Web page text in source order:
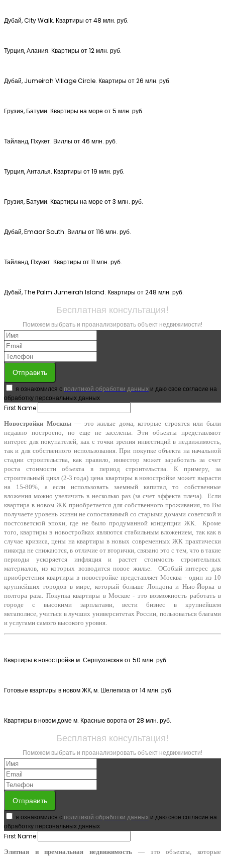
Дубай, City Walk. Квартиры от 48 млн. руб.
Турция, Алания. Квартиры от 12 млн. руб.
Дубай, Jumeirah Village Circle. Квартиры от 26 млн. руб.
Грузия, Батуми. Квартиры на море от 5 млн. руб.
Тайланд, Пхукет. Виллы от 46 млн. руб.
Турция, Анталья. Квартиры от 19 млн. руб.
Грузия, Батуми. Квартиры на море от 3 млн. руб.
Дубай, Emaar South. Виллы от 116 млн. руб.
Тайланд, Пхукет. Квартиры от 11 млн. руб.
Дубай, The Palm Jumeirah Island. Квартиры от 248 млн. руб.
Бесплатная консультация!
Поможем выбрать и проанализировать объект недвижимости!
Отправить
я ознакомился с политикой обработки данных и даю свое согласие на
обработку персональных данных
First Name
Новостройки Москвы— это жилые дома, которые строятся или были
недавно построено, но еще не заселены. Эти объекты представляют
интерес для покупателей, как с точки зрения инвестиций в недвижимость,
так и для собственного использования. При покупке объекта на начальной
стадии строительства, как правило, инвестор может заработать за счет
роста стоимости объекта в период строительства. К примеру, за
строительный цикл (2-3 года) цена квартиры в новостройке может вырасти
на 15-80%, а если использовать заемный капитал, то собственные
вложения можно увеличить в несколько раз (за счет эффекта плеча). Если
квартира в новом ЖК приобретается для собственного проживания, то Вы
получаете уровень жизни не сопоставимый со старыми домами советской и
постсоветской эпохи, где не было продуманной концепции ЖК. Кроме
того, квартиры в новостройках являются стабильным вложением, так как в
случае кризиса, цены на квартиры в новых современных ЖК практически
никогда не снижаются, в отличие от вторички, связано это с тем, что в такие
периоды ускоряется инфляция и растет стоимость строительных
материалов, из которых возводится новое жилье. ОСобый интерес для
приобретения квартиры в новостройке представляет Москва - один из 10
крупнейших городов в мире, который больше Лондона и Нью-Йорка в
полтора раза. Покупка квартиры в Москве - это возможность работать в
городе с высокими зарплатами, вести бизнес в крупнейшем
мегаполисе, учиться в лучших университетах России, пользоваться благами
и услугами самого высокого уровня.
Квартиры в новостройке м. Серпуховская от 50 млн. руб.
Готовые квартиры в новом ЖК, м. Шелепиха от 14 млн. руб.
Квартиры в новом доме м. Красные ворота от 28 млн. руб.
Бесплатная консультация!
Поможем выбрать и проанализировать объект недвижимости!
Отправить
я ознакомился с политикой обработки данных и даю свое согласие на
обработку персональных данных
First Name
Элитная и премиальная недвижимость — это объекты, которые